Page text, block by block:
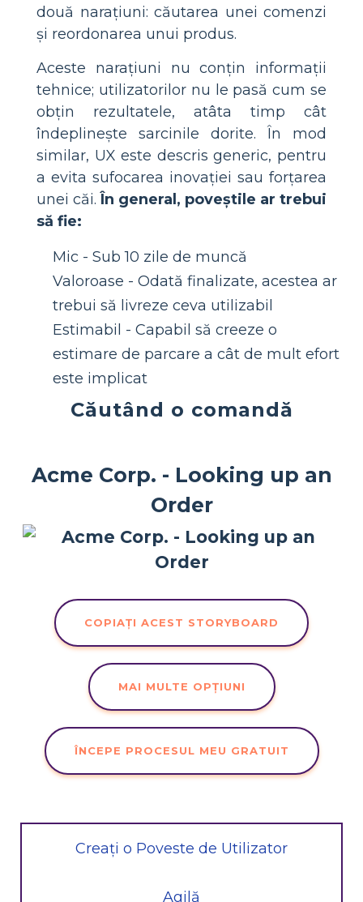
două narațiuni: căutarea unei comenzi
și reordonarea unui produs.
Aceste narațiuni nu conțin informații
tehnice; utilizatorilor nu le pasă cum se
obțin rezultatele, atâta timp cât
îndeplinește sarcinile dorite. În mod
similar, UX este descris generic, pentru
a evita sufocarea inovației sau forțarea
unei căi.În general, poveștile ar trebui
să fie:
Mic - Sub 10 zile de muncă
Valoroase - Odată finalizate, acestea ar
trebui să livreze ceva utilizabil
Estimabil - Capabil să creeze o
estimare de parcare a cât de mult efort
este implicat
Căutând o comandă
Acme Corp. - Looking up an
Order
COPIAȚI ACEST STORYBOARD
MAI MULTE OPȚIUNI
ÎNCEPE PROCESUL MEU GRATUIT
Creați o Poveste de Utilizator
Agilă